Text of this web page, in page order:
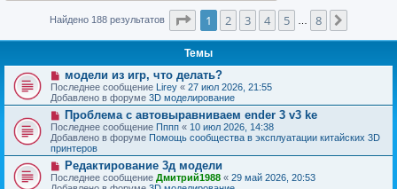
Найдено 188 результатов Страница1 из
1 2 3 4 5 8
Темы
Н
о
в
о
с
о
о
б
щ
е
модели из игр, что делать?
Последнее сообщение Lirey « 27 июл 2026, 21:55
Добавлено в форуме 3D моделирование
Н
о
в
о
е
о
о
Проблема с автовыравниваем ender 3 v3 ke
Последнее сообщение Пппп « 10 июл 2026, 14:38
Добавлено в форуме Помощь сообщества в эксплуатации китайских 3D
принтеров
Н
о
в
Редактирование 3д модели
Последнее сообщение Дмитрий1988 « 29 май 2026, 20:53